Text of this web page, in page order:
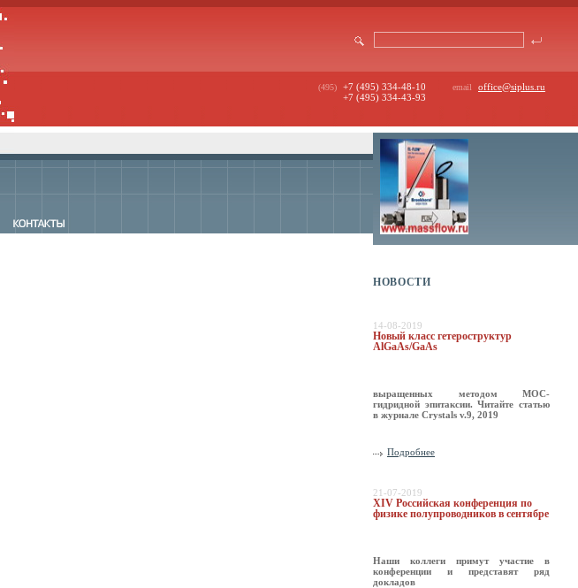
НОВОСТИ
14-08-2019
Новый класс гетероструктур
AlGaAs/GaAs
выращенных методом МОС-
гидридной эпитаксии. Читайте статью
в журнале Crystals v.9, 2019
Подробнее
21-07-2019
XIV Российская конференция по
физике полупроводников в сентябре
Наши коллеги примут участие в
конференции и представят ряд
докладов
(495)
+7 (495) 334-48-10
+7 (495) 334-43-93
email office@siplus.ru